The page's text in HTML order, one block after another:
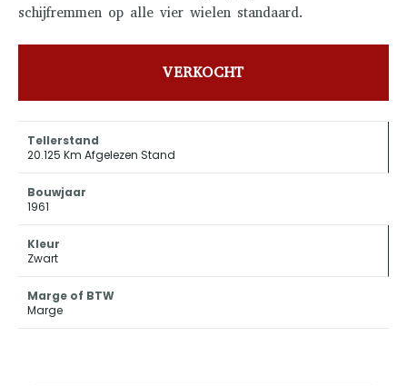
schijfremmen op alle vier wielen standaard.
VERKOCHT
Tellerstand
20.125 Km Afgelezen Stand
Bouwjaar
1961
Kleur
Zwart
Marge of BTW
Marge